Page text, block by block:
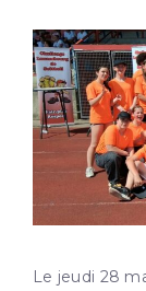
Le jeudi 28